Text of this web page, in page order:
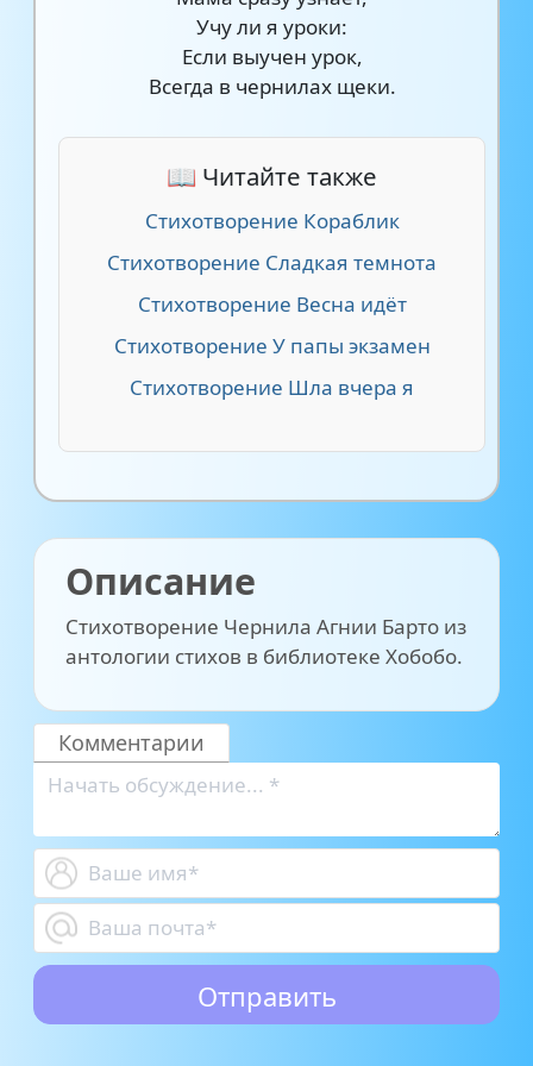
Учу ли я уроки:
Если выучен урок,
Всегда в чернилах щеки.
📖 Читайте также
Стихотворение Кораблик
Стихотворение Сладкая темнота
Стихотворение Весна идёт
Стихотворение У папы экзамен
Стихотворение Шла вчера я
Описание
Стихотворение Чернила Агнии Барто из
антологии стихов в библиотеке Хобобо.
Комментарии